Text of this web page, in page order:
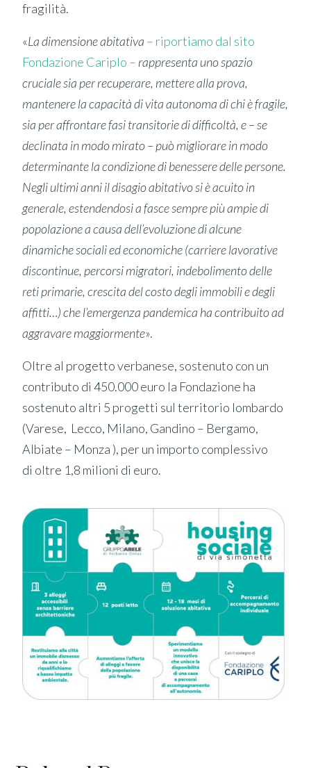
fragilità.
«La dimensione abitativa – riportiamo dal sito
Fondazione Cariplo – rappresenta uno spazio
cruciale sia per recuperare, mettere alla prova,
mantenere la capacità di vita autonoma di chi è fragile,
sia per affrontare fasi transitorie di difficoltà, e – se
declinata in modo mirato – può migliorare in modo
determinante la condizione di benessere delle persone.
Negli ultimi anni il disagio abitativo si è acuito in
generale, estendendosi a fasce sempre più ampie di
popolazione a causa dell’evoluzione di alcune
dinamiche sociali ed economiche (carriere lavorative
discontinue, percorsi migratori, indebolimento delle
reti primarie, crescita del costo degli immobili e degli
affitti…) che l’emergenza pandemica ha contribuito ad
aggravare maggiormente».
Oltre al progetto verbanese, sostenuto con un
contributo di 450.000 euro la Fondazione ha
sostenuto altri 5 progetti sul territorio lombardo
(Varese, Lecco, Milano, Gandino – Bergamo,
Albiate – Monza ), per un importo complessivo
di oltre 1,8 milioni di euro.